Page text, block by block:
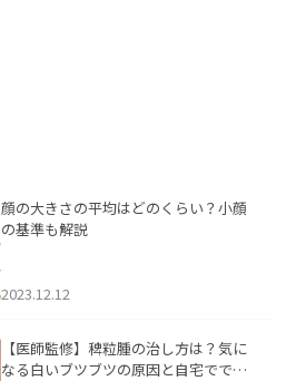
顔の大きさの平均はどのくらい？小顔
の基準も解説
2023.12.12
【医師監修】稗粒腫の治し方は？気に
なる白いブツブツの原因と自宅ででき